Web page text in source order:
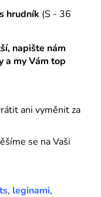
hrudník (S - 36
napište nám
a my Vám top
ani vyměnit za
se na Vaši
, leginami,